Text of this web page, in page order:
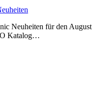
Neuheiten für den August
Katalog…